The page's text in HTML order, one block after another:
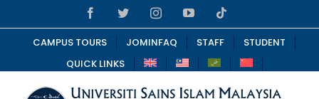
to
content
FacebookTwitterInstagramYouTube
CAMPUS TOURS JOMINFAQ STAFF
STUDENT
QUICK LINKS